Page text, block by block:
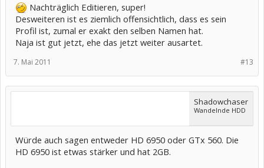
Nachträglich Editieren, super!
Desweiteren ist es ziemlich offensichtlich, dass es sein
Profil ist, zumal er exakt den selben Namen hat.
Naja ist gut jetzt, ehe das jetzt weiter ausartet.
#13
7. Mai 2011
Shadowchaser
Wandelnde HDD
Würde auch sagen entweder HD 6950 oder GTx 560. Die
HD 6950 ist etwas stärker und hat 2GB.